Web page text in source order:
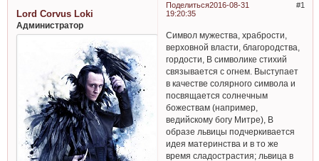
Поделиться 1
2016-08-31
19:20:35
Lord Corvus Loki
Администратор
Символ мужества, храбрости,
верховной власти, благородства,
гордости, В символике стихий
связывается с огнем. Выступает
в качестве солярного символа и
посвящается солнечным
божествам (например,
ведийскому богу Митре), В
образе львицы подчеркивается
идея материнства и в то же
время сладострастия; львица в